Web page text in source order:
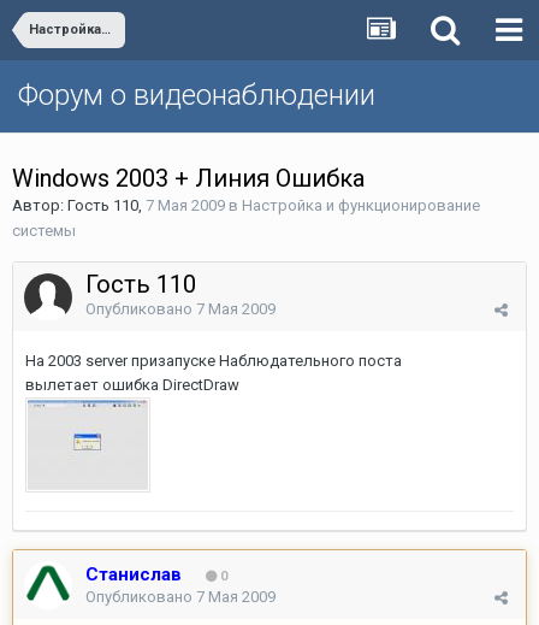
Настройка и функционирование системы
Форум о видеонаблюдении
Windows 2003 + Линия Ошибка
Автор: Гость 110, 7 Мая 2009 в Настройка и функционирование
системы
Гость 110
Опубликовано 7 Мая 2009
На 2003 server призапуске Наблюдательного поста
вылетает ошибка DirectDraw
Станислав 0
Опубликовано 7 Мая 2009